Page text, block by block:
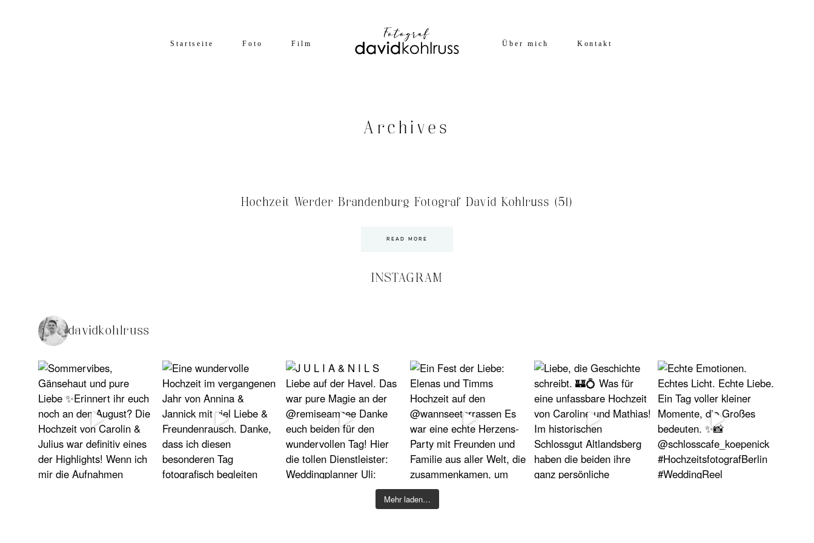
Startseite Foto Film Über mich Kontakt
Archives
Hochzeit Werder Brandenburg Fotograf David Kohlruss (51)
READ MORE
INSTAGRAM
davidkohlruss
Mehr laden…